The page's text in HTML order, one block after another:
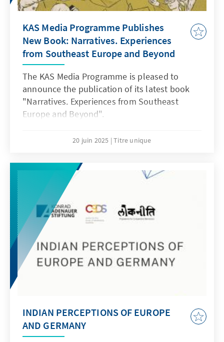
KAS Media Programme Publishes
New Book: Narratives. Experiences
from Southeast Europe and Beyond
The KAS Media Programme is pleased to
announce the publication of its latest book
"Narratives. Experiences from Southeast
Europe and Beyond".
20 juin 2025 Titre unique
INDIAN PERCEPTIONS OF EUROPE
AND GERMANY